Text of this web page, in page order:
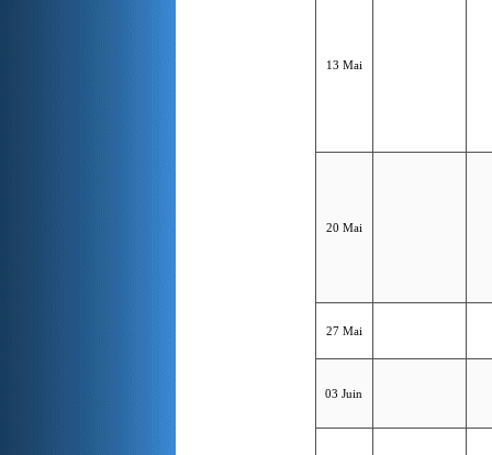
13 Mai
20 Mai
27 Mai
03 Juin